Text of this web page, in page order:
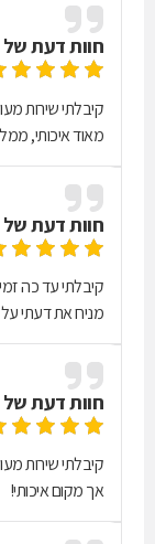
חוות דעת של
קיבלתי שירות
מאוד איכותי,
חוות דעת של
קיבלתי עד כה
מניח את דעתי
חוות דעת של
קיבלתי שירות
אך מקום איכותי!